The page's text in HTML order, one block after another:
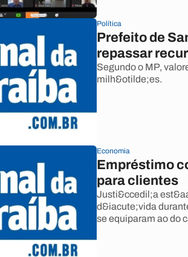
Política
Prefeito de
repassar
Segundo o MP,
milh&otilde;es.
Economia
Empréstimo
para clientes
Justi&ccedil;a
d&iacute;vida
se equiparam ao do